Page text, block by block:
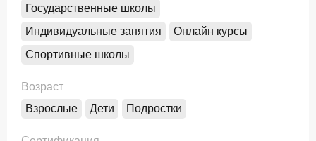
Государственные школы
Индивидуальные занятия
Онлайн курсы
Спортивные школы
Возраст
Взрослые
Дети Подростки